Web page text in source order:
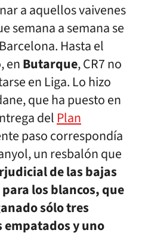
a aquellos vaivenes
semana a semana se
Hasta el
enButarque, CR7 no
en Liga. Lo hizo
que ha puesto en
del Plan
paso correspondía
un resbalón que
de las bajas
los blancos, que
sólo tres
y uno